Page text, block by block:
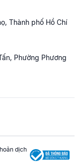
Thành phố Hồ Chí
Phường Phương
dịch